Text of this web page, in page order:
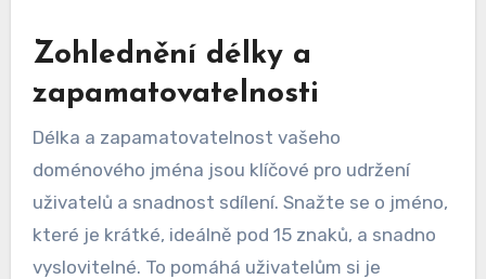
Zohlednění délky a
zapamatovatelnosti
Délka a zapamatovatelnost vašeho
doménového jména jsou klíčové pro udržení
uživatelů a snadnost sdílení. Snažte se o jméno,
které je krátké, ideálně pod 15 znaků, a snadno
vyslovitelné. To pomáhá uživatelům si je